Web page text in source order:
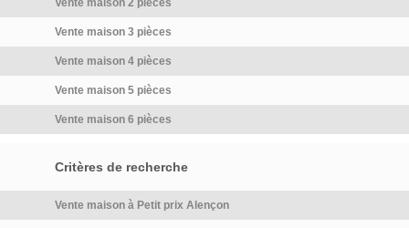
Vente maison 3 pièces
Vente maison 4 pièces
Vente maison 5 pièces
Vente maison 6 pièces
Critères de recherche
Vente maison à Petit prix Alençon